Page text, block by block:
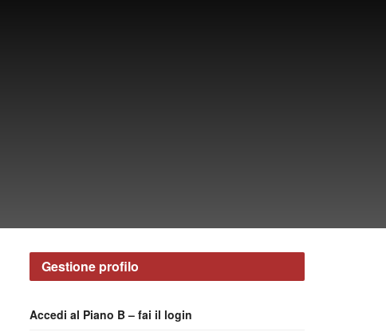
Gestione profilo
Accedi al Piano B – fai il login